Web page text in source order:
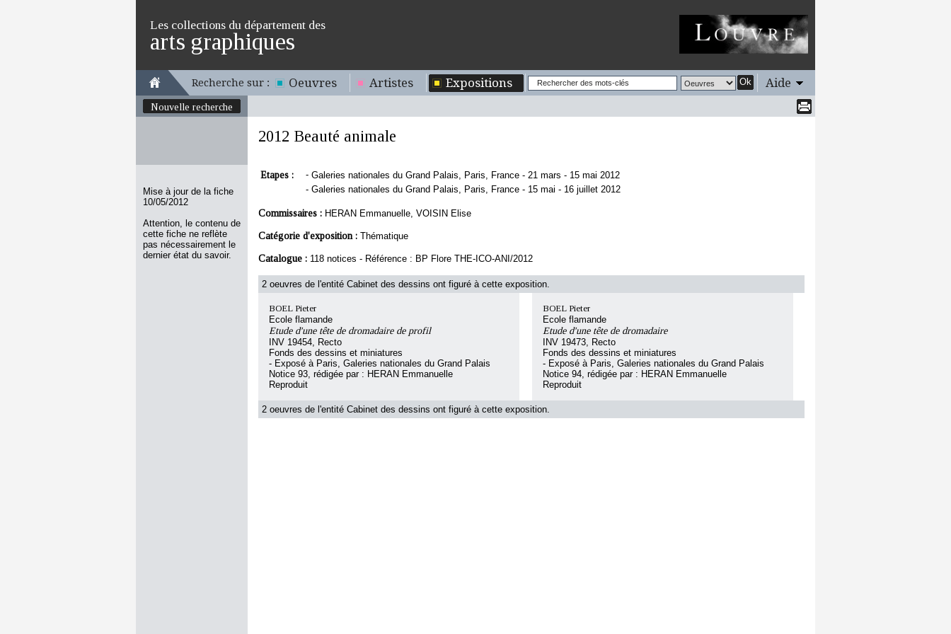
Les collections du département des
arts graphiques
Recherche sur : Oeuvres Artistes Expositions Ok Aide
Nouvelle recherche
Mise à jour de la fiche
10/05/2012
Attention, le contenu de
cette fiche ne reflète
pas nécessairement le
dernier état du savoir.
2012 Beauté animale
Etapes : - Galeries nationales du Grand Palais, Paris, France - 21 mars - 15 mai 2012
- Galeries nationales du Grand Palais, Paris, France - 15 mai - 16 juillet 2012
Commissaires : HERAN Emmanuelle, VOISIN Elise
Catégorie d'exposition : Thématique
Catalogue : 118 notices - Référence : BP Flore THE-ICO-ANI/2012
2 oeuvres de l'entité Cabinet des dessins ont figuré à cette exposition.
BOEL Pieter
Ecole flamande
Etude d'une tête de dromadaire de profil
INV 19454, Recto
Fonds des dessins et miniatures
- Exposé à Paris, Galeries nationales du Grand Palais
Notice 93, rédigée par : HERAN Emmanuelle
Reproduit
BOEL Pieter
Ecole flamande
Etude d'une tête de dromadaire
INV 19473, Recto
Fonds des dessins et miniatures
- Exposé à Paris, Galeries nationales du Grand Palais
Notice 94, rédigée par : HERAN Emmanuelle
Reproduit
2 oeuvres de l'entité Cabinet des dessins ont figuré à cette exposition.